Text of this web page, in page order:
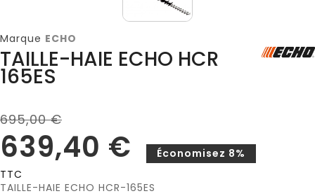
Marque ECHO
TAILLE-HAIE ECHO HCR
165ES
695,00 €
639,40 €
Économisez 8%
TTC
TAILLE-HAIE ECHO HCR-165ES